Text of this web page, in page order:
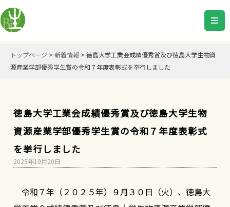
トップページ > 新着情報 > 徳島大学工業会成績優秀賞及び徳島大学生物資
源産業学部優秀学生賞の令和７年度表彰式を挙行しました
徳島大学工業会成績優秀賞及び徳島大学生物
資源産業学部優秀学生賞の令和７年度表彰式
を挙行しました
2025年10月20日
令和７年（２０２５年）９月３０日（火）、徳島大